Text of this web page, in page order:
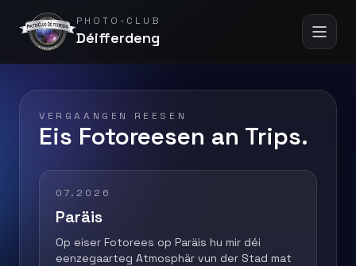
PHOTO-CLUB
Déifferdeng
VERGAANGEN REESEN
Eis Fotoreesen an Trips.
07.2026
Paräis
Op eiser Fotorees op Paräis hu mir déi
eenzegaarteg Atmosphär vun der Stad mat